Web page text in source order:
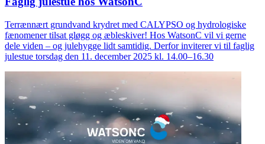
Terrænnært grundvand krydret med CALYPSO og hydrologiske
fænomener tilsat gløgg og æbleskiver! Hos WatsonC vil vi gerne
dele viden – og julehygge lidt samtidig. Derfor inviterer vi til faglig
julestue torsdag den 11. december 2025 kl. 14.00–16.30